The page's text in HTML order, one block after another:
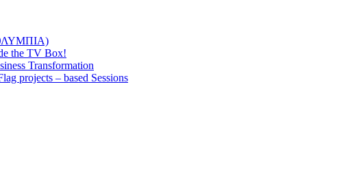
the TV Box!
Transformation
projects – based Sessions